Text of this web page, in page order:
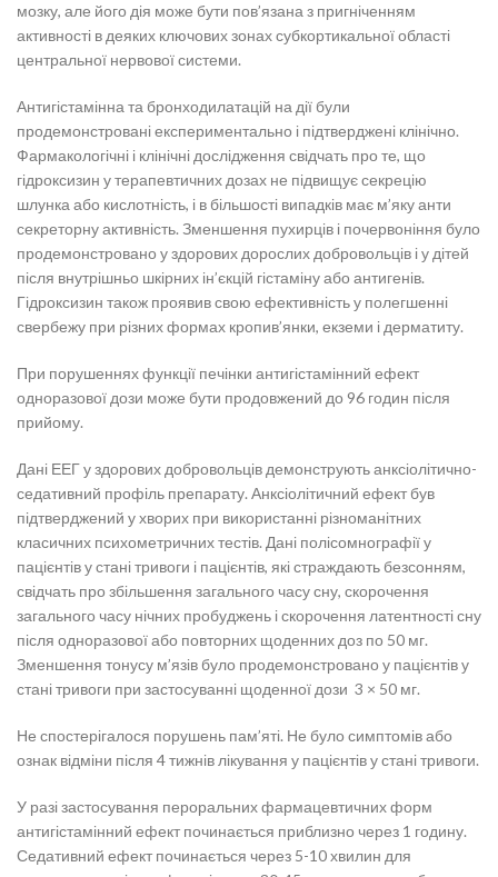
мозку, але його дія може бути пов’язана з пригніченням
активності в деяких ключових зонах субкортикальної області
центральної нервової системи.
Антигістамінна та бронходилатацій на дії були
продемонстровані експериментально і підтверджені клінічно.
Фармакологічні і клінічні дослідження свідчать про те, що
гідроксизин у терапевтичних дозах не підвищує секрецію
шлунка або кислотність, і в більшості випадків має м’яку анти
секреторну активність. Зменшення пухирців і почервоніння було
продемонстровано у здорових дорослих добровольців і у дітей
після внутрішньо шкірних ін’єкцій гістаміну або антигенів.
Гідроксизин також проявив свою ефективність у полегшенні
свербежу при різних формах кропив’янки, екземи і дерматиту.
При порушеннях функції печінки антигістамінний ефект
одноразової дози може бути продовжений до 96 годин після
прийому.
Дані ЕЕГ у здорових добровольців демонструють анксіолітично-
седативний профіль препарату. Анксіолітичний ефект був
підтверджений у хворих при використанні різноманітних
класичних психометричних тестів. Дані полісомнографії у
пацієнтів у стані тривоги і пацієнтів, які страждають безсонням,
свідчать про збільшення загального часу сну, скорочення
загального часу нічних пробуджень і скорочення латентності сну
після одноразової або повторних щоденних доз по 50 мг.
Зменшення тонусу м’язів було продемонстровано у пацієнтів у
стані тривоги при застосуванні щоденної дози 3 × 50 мг.
Не спостерігалося порушень пам’яті. Не було симптомів або
ознак відміни після 4 тижнів лікування у пацієнтів у стані тривоги.
У разі застосування пероральних фармацевтичних форм
антигістамінний ефект починається приблизно через 1 годину.
Седативний ефект починається через 5-10 хвилин для